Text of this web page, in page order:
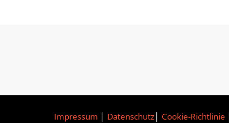
Impressum Datenschutz│ Cookie-Richtlinie